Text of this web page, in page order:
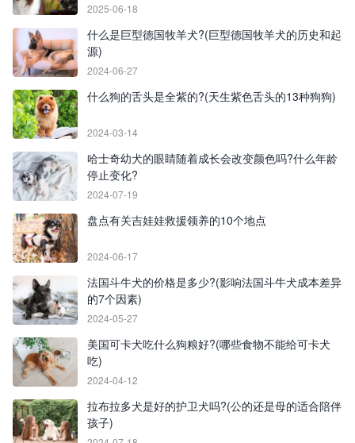
2025-06-18
什么是巨型德国牧羊犬?(巨型德国牧羊犬的历史和起
源)
2024-06-27
什么狗的舌头是全紫的?(天生紫色舌头的13种狗狗)
2024-03-14
哈士奇幼犬的眼睛随着成长会改变颜色吗?什么年龄
停止变化?
2024-07-19
盘点有关吉娃娃救援领养的10个地点
2024-06-17
法国斗牛犬的价格是多少?(影响法国斗牛犬成本差异
的7个因素)
2024-05-27
美国可卡犬吃什么狗粮好?(哪些食物不能给可卡犬
吃)
2024-04-12
拉布拉多犬是好的护卫犬吗?(公的还是母的适合陪伴
孩子)